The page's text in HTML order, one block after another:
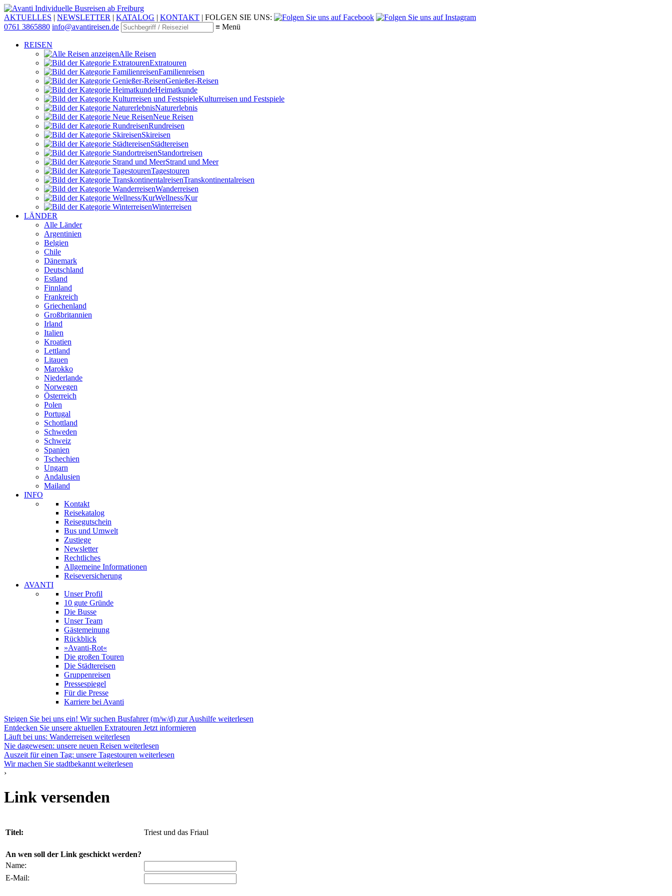
Individuelle Busreisen ab Freiburg
AKTUELLES | NEWSLETTER | KATALOG | KONTAKT | FOLGEN SIE UNS:
0761 3865880 info@avantireisen.de ≡ Menü
REISEN
Alle Reisen
Extratouren
Familien­reisen
Genießer-Reisen
Heimatkunde
Kultur­reisen und Festspiele
Naturerlebnis
Neue Reisen
Rund­reisen
Ski­reisen
Städte­reisen
Standort­reisen
Strand und Meer
Tagestouren
Transkontinental­reisen
Wander­reisen
Wellness/Kur
Winter­reisen
LÄNDER
Alle Länder
Argentinien
Belgien
Chile
Dänemark
Deutschland
Estland
Finnland
Frankreich
Griechenland
Großbritannien
Irland
Italien
Kroatien
Lettland
Litauen
Marokko
Niederlande
Norwegen
Österreich
Polen
Portugal
Schottland
Schweden
Schweiz
Spanien
Tschechien
Ungarn
Andalusien
Mailand
INFO
Kontakt
Reisekatalog
Reisegutschein
Bus und Umwelt
Zustiege
Newsletter
Rechtliches
Allgemeine Informationen
Reiseversicherung
AVANTI
Unser Profil
10 gute Gründe
Die Busse
Unser Team
Gästemeinung
Rückblick
»Avanti-Rot«
Die großen Touren
Die Städtereisen
Gruppenreisen
Pressespiegel
Für die Presse
Karriere bei Avanti
Steigen Sie bei uns ein! Wir suchen Busfahrer (m/w/d) zur Aushilfe weiterlesen
Entdecken Sie unsere aktuellen Extratouren Jetzt informieren
Läuft bei uns: Wanderreisen weiterlesen
Nie dagewesen: unsere neuen Reisen weiterlesen
Auszeit für einen Tag: unsere Tagestouren weiterlesen
Wir machen Sie stadtbekannt weiterlesen
›
Link versenden
Titel: Triest und das Friaul
An wen soll der Link geschickt werden?
Name:
E-Mail: